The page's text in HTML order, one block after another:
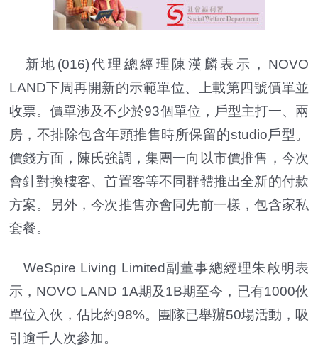
新地(016)代理總經理陳漢麟表示，NOVO
LAND下周再開新的示範單位、上載第四號價單並
收票。價單涉及不少於93個單位，戶型主打一、兩
房，不排除包含年頭推售時所保留的studio戶型。
價錢方面，陳氏強調，集團一向以市價推售，今次
會針對換樓客、首置客等不同群體推出全新的付款
方案。另外，今次推售亦會同先前一樣，包含家私
套餐。
WeSpire Living Limited副董事總經理朱啟明表
示，NOVO LAND 1A期及1B期至今，已有1000伙
單位入伙，佔比約98%。團隊已舉辦50場活動，吸
引逾千人次參加。